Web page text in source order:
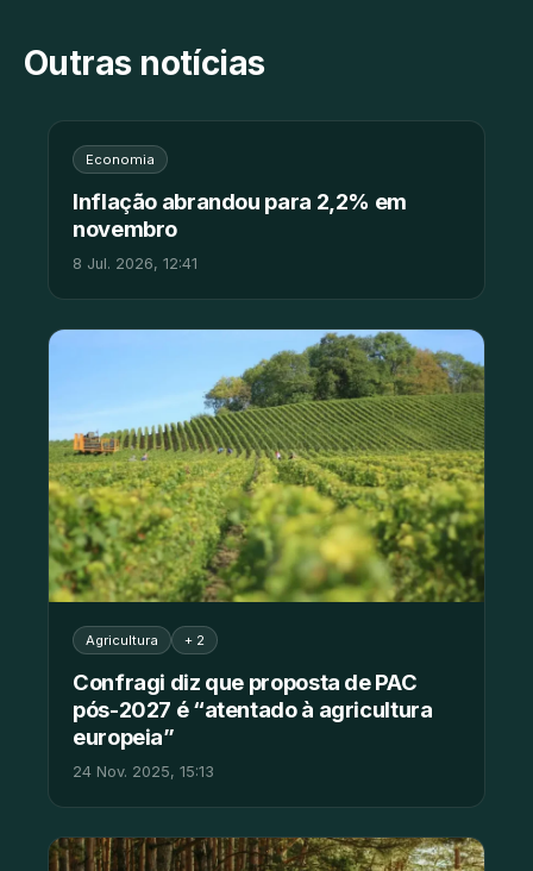
Outras notícias
Economia
Inflação abrandou para 2,2% em
novembro
8 Jul. 2026, 12:41
Agricultura + 2
Confragi diz que proposta de PAC
pós-2027 é “atentado à agricultura
europeia”
24 Nov. 2025, 15:13